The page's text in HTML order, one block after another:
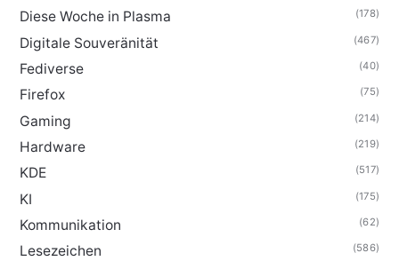
Diese Woche in Plasma (178)
Digitale Souveränität (467)
Fediverse (40)
Firefox (75)
Gaming (214)
Hardware (219)
KDE (517)
KI (175)
Kommunikation (62)
Lesezeichen (586)